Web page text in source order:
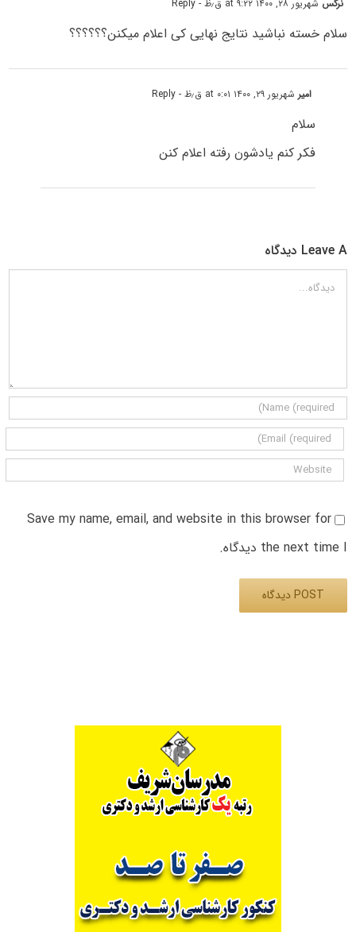
نرگس شهریور ۲۸, ۱۴۰۰ at ۹:۲۲ ق٫ظ - Reply
سلام خسته نباشید نتایج نهایی کی اعلام میکنن؟؟؟؟؟؟
امیرشهریور ۲۹, ۱۴۰۰ at ۰:۰۱ ق٫ظ - Reply
سلام
فکر کنم یادشون رفته اعلام کنن
Leave A دیدگاه
دیدگاه
Save my name, email, and website in this browser for
the next time I دیدگاه.